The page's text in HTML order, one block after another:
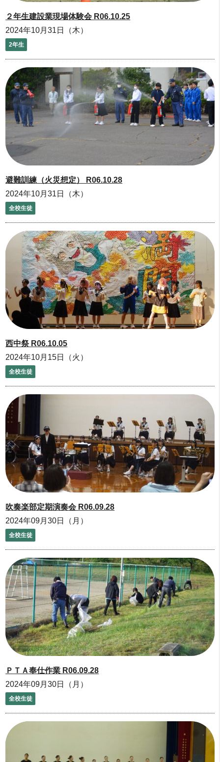
２年生建設業現場体験会 R06.10.25
2024年10月31日（木）
2年生
避難訓練（火災想定） R06.10.28
2024年10月31日（木）
全校生徒
西中祭 R06.10.05
2024年10月15日（火）
全校生徒
吹奏楽部定期演奏会 R06.09.28
2024年09月30日（月）
全校生徒
ＰＴＡ奉仕作業 R06.09.28
2024年09月30日（月）
全校生徒